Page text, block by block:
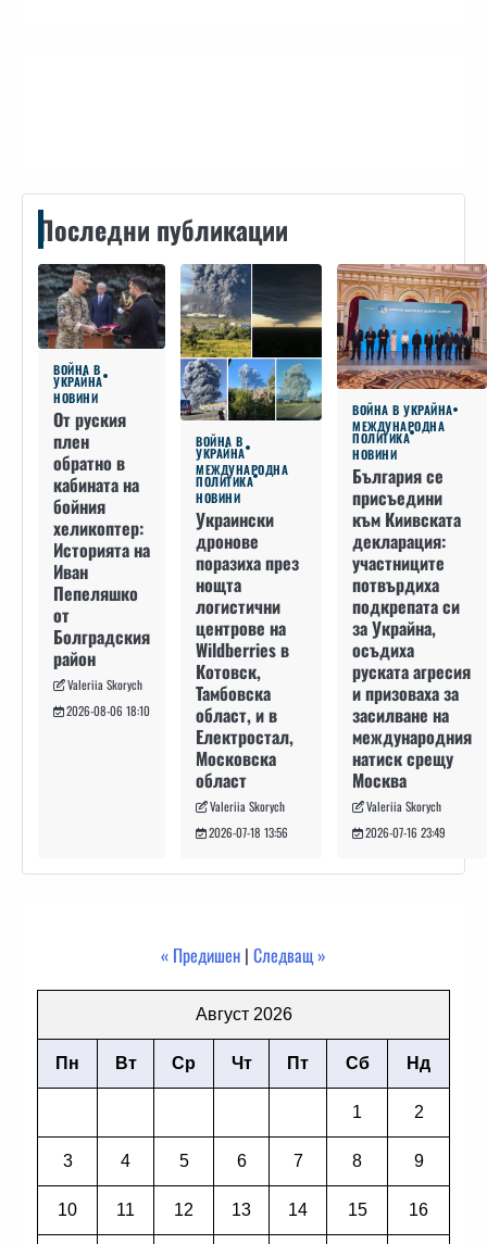
Последни публикации
ВОЙНА В
УКРАЙНА
НОВИНИ
От руския
плен
обратно в
кабината на
бойния
хеликоптер:
Историята на
Иван
Пепеляшко
от
Болградския
район
Valeriia Skorych
2026-08-06 18:10
ВОЙНА В
УКРАЙНА
МЕЖДУНАРОДНА
ПОЛИТИКА
НОВИНИ
Украински
дронове
поразиха през
нощта
логистични
центрове на
Wildberries в
Котовск,
Тамбовска
област, и в
Електростал,
Московска
област
Valeriia Skorych
2026-07-18 13:56
ВОЙНА В УКРАЙНА
МЕЖДУНАРОДНА
ПОЛИТИКА
НОВИНИ
България се
присъедини
към Киивската
декларация:
участниците
потвърдиха
подкрепата си
за Украйна,
осъдиха
руската агресия
и призоваха за
засилване на
международния
натиск срещу
Москва
Valeriia Skorych
2026-07-16 23:49
« Предишен | Следващ »
Август 2026
Пн Вт Ср Чт Пт Сб Нд
1 2
3 4 5 6 7 8 9
10 11 12 13 14 15 16